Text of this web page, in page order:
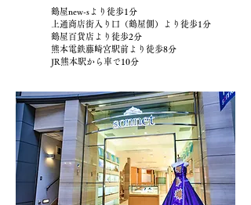
鶴屋new-sより徒歩1分
上通商店街入り口（鶴屋側）より徒歩1分
鶴屋百貨店より徒歩2分
熊本電鉄藤崎宮駅前より徒歩8分
JR熊本駅から車で10分